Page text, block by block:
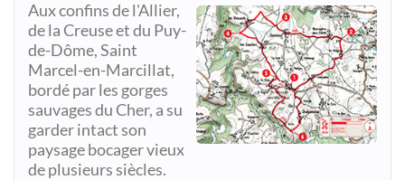
Aux confins de l'Allier,
de la Creuse et du Puy-
de-Dôme, Saint
Marcel-en-Marcillat,
bordé par les gorges
sauvages du Cher, a su
garder intact son
paysage bocager vieux
de plusieurs siècles.​